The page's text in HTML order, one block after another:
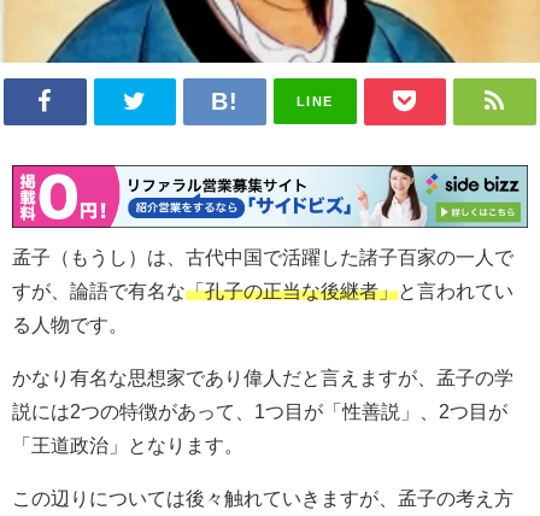
LINE
孟子（もうし）は、古代中国で活躍した諸子百家の一人で
すが、論語で有名な「孔子の正当な後継者」と言われてい
る人物です。
かなり有名な思想家であり偉人だと言えますが、孟子の学
説には2つの特徴があって、1つ目が「性善説」、2つ目が
「王道政治」となります。
この辺りについては後々触れていきますが、孟子の考え方